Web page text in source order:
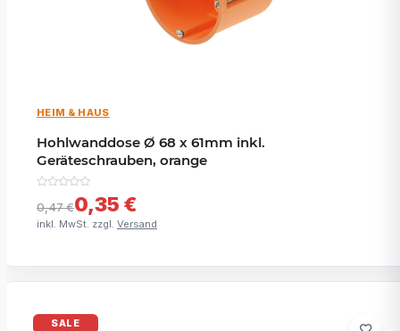
HEIM & HAUS
Hohlwanddose Ø 68 x 61mm inkl.
Geräteschrauben, orange
0,47 €0,35 €
inkl. MwSt. zzgl. Versand
SALE